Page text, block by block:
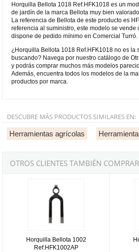
Horquilla Bellota 1018 Ref.HFK1018 es un
de jardín de la marca Bellota muy bien
La referencia de Bellota de este producto es
referencia al suministro, este modelo se vende
dispone de pedido mínimo en Comercial Turró.
¿Horquilla Bellota 1018 Ref.HFK1018 no es la
buscando? Navega por nuestro catálogo de
y podrás comprar muchos más modelos
Además, encuentra todos los modelos de la
productos por marca.
DESCUBRE MÁS PRODUCTOS SIMILARES EN:
Herramientas agrícolas
OTROS CLIENTES TAMBIÉN
Horquilla Bellota 1002
Ref.HFK1002AP